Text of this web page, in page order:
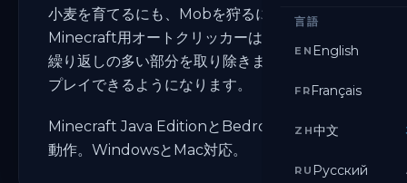
言語
EN English
FR Français
ZH中文
RU Русский
小麦を育てるにも、Mobを狩るにも、
Minecraft用オートクリッカーはゲームで最も
繰り返しの多い部分を取り除きます。より賢く
プレイできるようになります。
Minecraft Java EditionとBedrock Editionで
動作。WindowsとMac対応。